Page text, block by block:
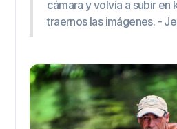
cámara y volvía a subir en
traernos las imágenes. -